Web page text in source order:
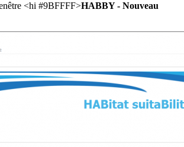
<hi #9BFFFF>HABBY - Nouveau